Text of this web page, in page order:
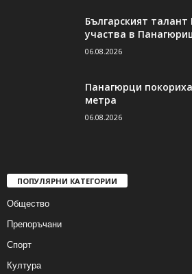
Българският
участва в
06.08.2026
Панагюрци
метра
06.08.2026
ПОПУЛЯРНИ КАТЕГОРИИ
Общество
Препоръчани
Спорт
Култура